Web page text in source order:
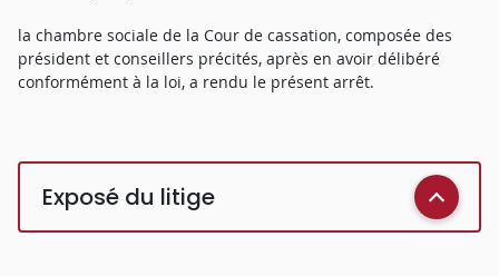
la chambre sociale de la Cour de cassation, composée des
président et conseillers précités, après en avoir délibéré
conformément à la loi, a rendu le présent arrêt.
Exposé du litige